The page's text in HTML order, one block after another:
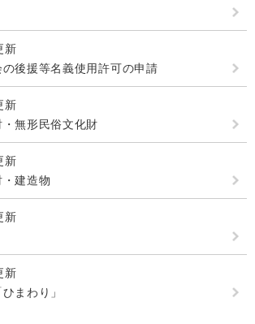
新
後援等名義使用許可の申請
新
無形民俗文化財
新
建造物
新
新
まわり」